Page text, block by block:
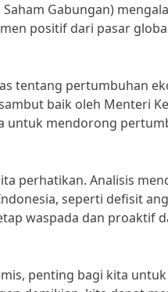
Gabungan)
positif dari pasar
tentang pertumbuhan
baik oleh Menteri
untuk mendorong
perhatikan. Analisis
seperti defisit
waspada dan proaktif
penting bagi kita